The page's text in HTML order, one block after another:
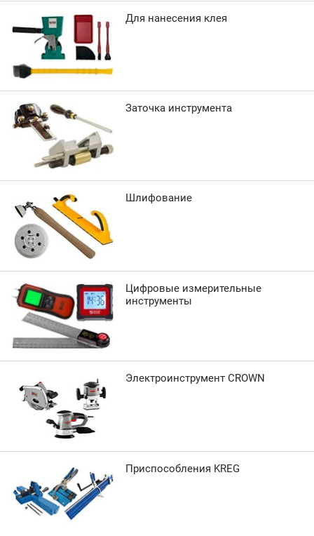
Для нанесения клея
Заточка инструмента
Шлифование
Цифровые измерительные
инструменты
Электроинструмент CROWN
Приспособления KREG